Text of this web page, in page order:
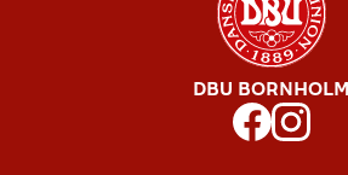
DBU BORNHOLM